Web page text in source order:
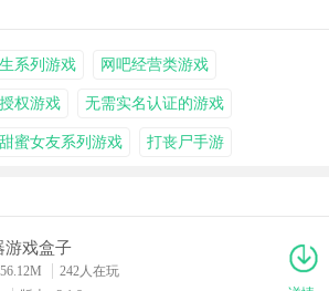
系列游戏 网吧经营类游戏
权游戏 无需实名认证的游戏
甜蜜女友系列游戏 打丧尸手游
游戏盒子
242人在玩